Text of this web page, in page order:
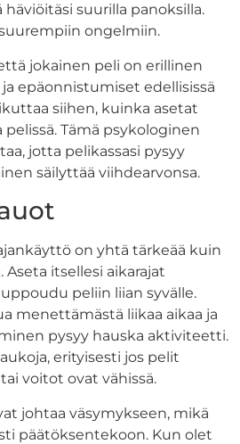
suurilla panoksilla.
ongelmiin.
jokainen peli on erillinen
epäonnistumiset edellisissä
siihen, kuinka asetat
pelissä. Tämä psykologinen
jotta pelikassasi pysyy
säilyttää viihdearvonsa.
on yhtä tärkeää kuin
itsellesi aikarajat
peliin liian syvälle.
menettämästä liikaa aikaa ja
pysyy hauska aktiviteetti.
erityisesti jos pelit
voitot ovat vähissä.
johtaa väsymykseen, mikä
päätöksentekoon. Kun olet